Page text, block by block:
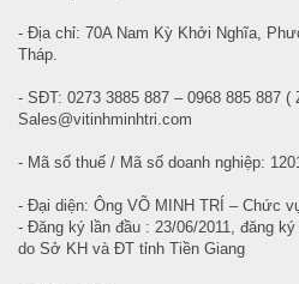
- Địa chỉ: 70A Nam Kỳ Khởi Nghĩa,
Tháp.
- SĐT: 0273 3885 887 – 0968 885 887 (
Sales@vitinhminhtri.com
- Mã số thuế / Mã số doanh nghiệp:
- Đại diện: Ông VÕ MINH TRÍ – Chức
- Đăng ký lần đầu : 23/06/2011, đăng
do Sở KH và ĐT tỉnh Tiền Giang